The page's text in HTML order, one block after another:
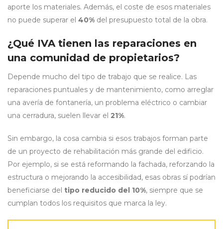
aporte los materiales. Además, el coste de esos materiales
no puede superar el 40% del presupuesto total de la obra.
¿Qué IVA tienen las reparaciones en
una comunidad de propietarios?
Depende mucho del tipo de trabajo que se realice. Las
reparaciones puntuales y de mantenimiento, como arreglar
una avería de fontanería, un problema eléctrico o cambiar
una cerradura, suelen llevar el 21%.
Sin embargo, la cosa cambia si esos trabajos forman parte
de un proyecto de rehabilitación más grande del edificio.
Por ejemplo, si se está reformando la fachada, reforzando la
estructura o mejorando la accesibilidad, esas obras sí podrían
beneficiarse del tipo reducido del 10%, siempre que se
cumplan todos los requisitos que marca la ley.